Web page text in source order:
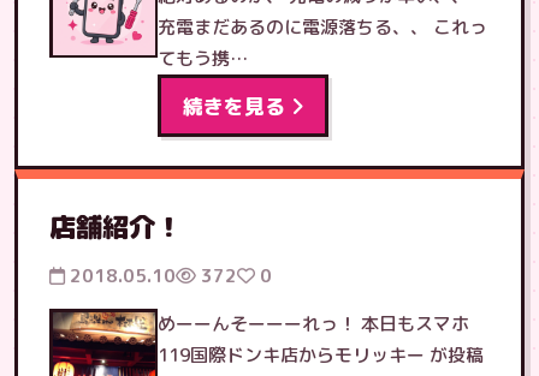
充電まだあるのに電源落ちる、、 これっ
てもう携…
続きを見る
店舗紹介！
2018.05.10 372
0
めーーんそーーーれっ！ 本日もスマホ
119国際ドンキ店からモリッキー が投稿